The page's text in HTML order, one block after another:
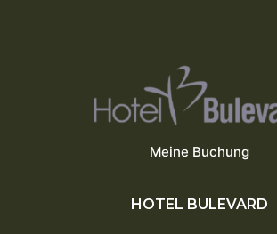
Meine Buchung
HOTEL BULEVARD